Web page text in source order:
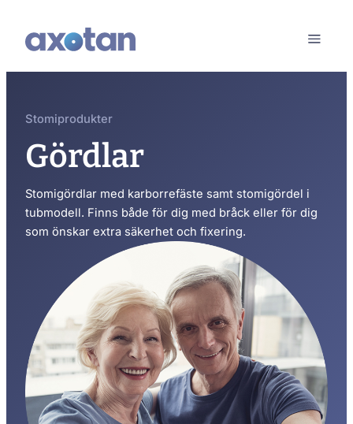
Stomiprodukter
Gördlar
Stomigördlar med karborrefäste samt stomigördel i
tubmodell. Finns både för dig med bråck eller för dig
som önskar extra säkerhet och fixering.